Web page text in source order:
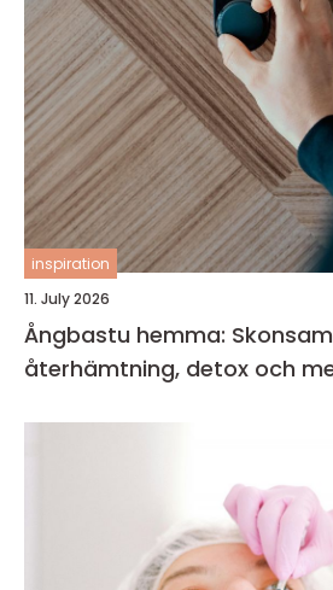
inspiration
11. July 2026
Ångbastu hemma:
återhämtning, detox och